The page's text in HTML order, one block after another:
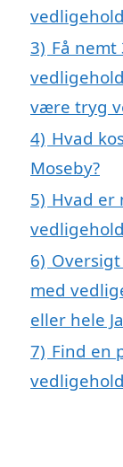
3) Få
være tryg
4) Hvad
Moseby?
5) Hvad er
6)
med
eller hele
7) Find en